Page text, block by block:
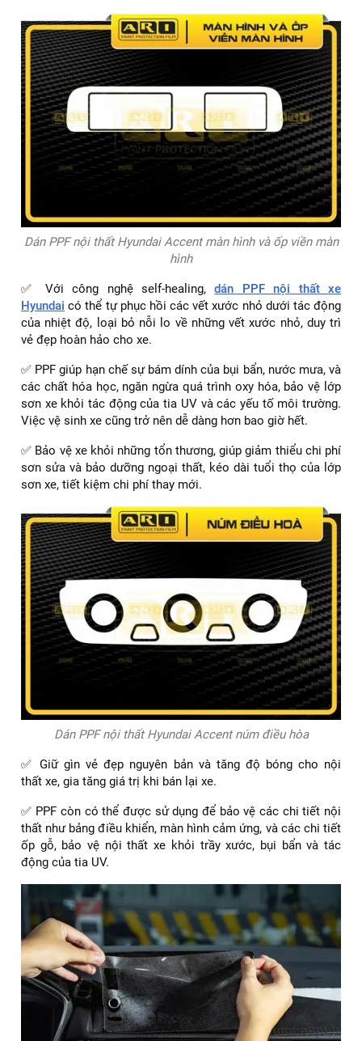
Dán PPF nội thất Hyundai Accent màn hình và ốp viền màn
hình
✅ Với công nghệ self-healing,dán PPF nội thất xe
Hyundai có thể tự phục hồi các vết xước nhỏ dưới tác động
của nhiệt độ, loại bỏ nỗi lo về những vết xước nhỏ, duy trì
vẻ đẹp hoàn hảo cho xe.
✅ PPF giúp hạn chế sự bám dính của bụi bẩn, nước mưa, và
các chất hóa học, ngăn ngừa quá trình oxy hóa, bảo vệ lớp
sơn xe khỏi tác động của tia UV và các yếu tố môi trường.
Việc vệ sinh xe cũng trở nên dễ dàng hơn bao giờ hết.
✅ Bảo vệ xe khỏi những tổn thương, giúp giảm thiểu chi phí
sơn sửa và bảo dưỡng ngoại thất, kéo dài tuổi thọ của lớp
sơn xe, tiết kiệm chi phí thay mới.
Dán PPF nội thất Hyundai Accent núm điều hòa
✅ Giữ gìn vẻ đẹp nguyên bản và tăng độ bóng cho nội
thất xe, gia tăng giá trị khi bán lại xe.
✅ PPF còn có thể được sử dụng để bảo vệ các chi tiết nội
thất như bảng điều khiển, màn hình cảm ứng, và các chi tiết
ốp gỗ, bảo vệ nội thất xe khỏi trầy xước, bụi bẩn và tác
động của tia UV.